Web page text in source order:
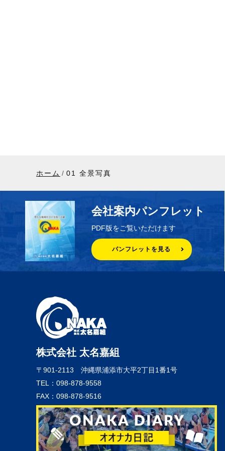
ホーム 01 全景写真
会社案内パンフレット
PDF版をご覧いただけます
パンフレットを見る
株式会社 太名嘉組
〒901-2113 沖縄県浦添市大平2丁目1番1号
TEL：098-878-9558
FAX：098-878-9516